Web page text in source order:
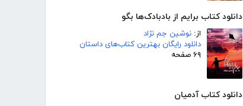
دانلود کتاب برایم از بادبادک‌ها بگو
از: نوشین جم نژاد
دانلود رایگان بهترین کتاب‌های داستان
۶۹ صفحه
دانلود کتاب آدمیان